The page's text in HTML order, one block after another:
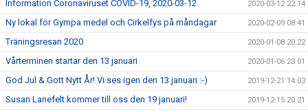
Information Coronaviruset COVID-19, 2020-03-12 2020-03-12 22:14
Ny lokal för Gympa medel och Cirkelfys på måndagar 2020-02-09 08:41
Träningsresan 2020 2020-01-08 20:22
Vårterminen startar den 13 januari 2020-01-06 23:01
God Jul & Gott Nytt År! Vi ses igen den 13 januari :-) 2019-12-21 14:03
Susan Lanefelt kommer till oss den 19 januari! 2019-12-15 20:21